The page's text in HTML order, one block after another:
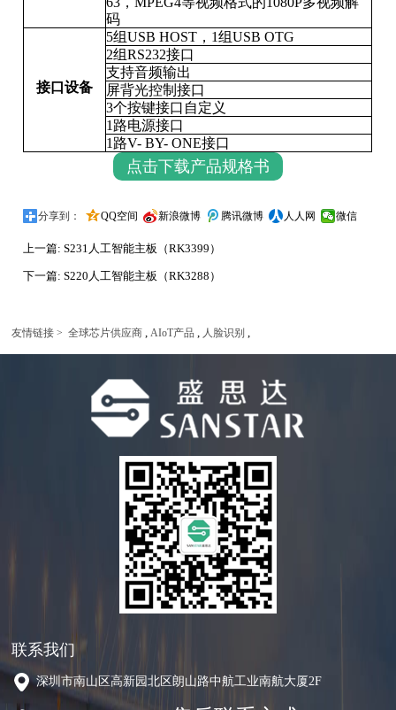
码
接口设备
5组USB HOST ， 1组USB OTG
2组RS232接口
支持音频输出
屏背光控制接口
3个按键接口自定义
1路电源接口
1路V- BY- ONE接口
点击下载产品规格书
分享到： QQ空间 新浪微博 腾讯微博 人人网 微信
上一篇:S231人工智能主板（RK3399）
下一篇:S220人工智能主板（RK3288）
友情链接 > 全球芯片供应商 AIoT产品 人脸识别
联系我们
深圳市南山区高新园北区朗山路中航工业南航大厦2F